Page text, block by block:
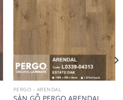
Add to
wishlist
PERGO - ARENDAL
SÀN GỖ PERGO ARENDAL